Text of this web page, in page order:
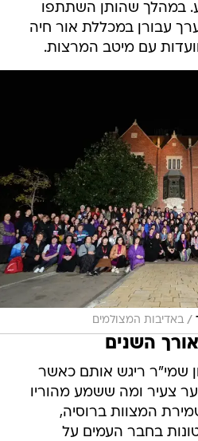
במהלך שהותן השתתפו
עבורן במכללת אור חיה
עם מיטב המרצות.
/ באדיבות המצולמים
השנים
שמי"ר ריגש אותם כאשר
צעיר ומה ששמע מהוריו
המצוות ברוסיה,
בחבר העמים על